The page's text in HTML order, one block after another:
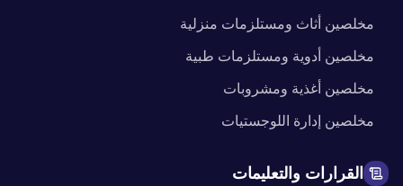
مخلصين أثاث ومستلزمات منزلية
مخلصين أدوية ومستلزمات طبية
مخلصين أغذية ومشروبات
مخلصين إدارة اللوجستيات
القرارات والتعليمات